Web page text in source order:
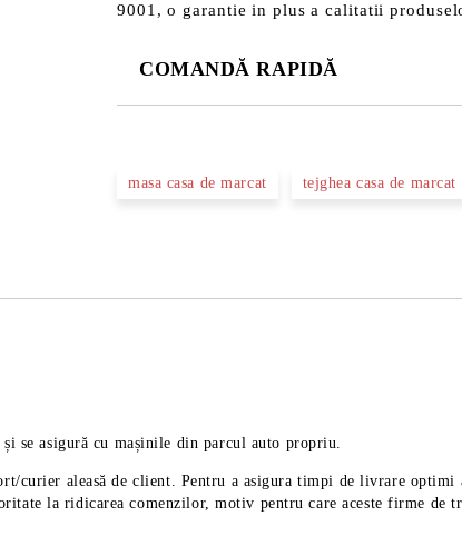
9001, o garantie in plus a calitatii
COMANDĂ RAPIDĂ
masa casa de marcat tejghea casa de marcat
se asigură cu mașinile din parcul auto propriu.
curier aleasă de client. Pentru a asigura timpi de livrare
la ridicarea comenzilor, motiv pentru care aceste firme de